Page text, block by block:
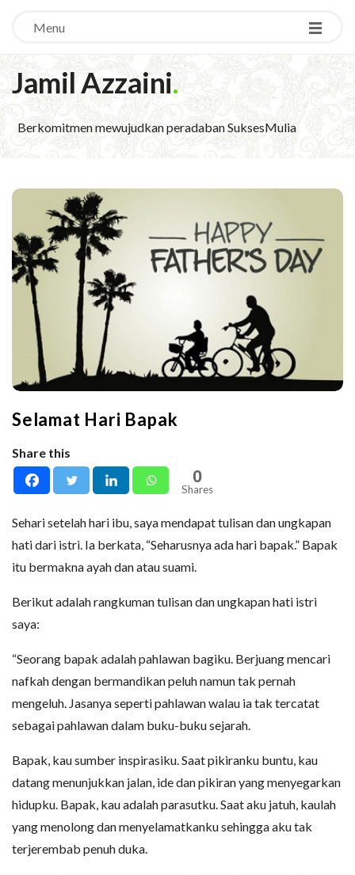
Menu
Jamil Azzaini.
Berkomitmen mewujudkan peradaban SuksesMulia
Selamat Hari Bapak
Share this
0
Shares
Sehari setelah hari ibu, saya mendapat tulisan dan ungkapan
hati dari istri. Ia berkata, “Seharusnya ada hari bapak.” Bapak
itu bermakna ayah dan atau suami.
Berikut adalah rangkuman tulisan dan ungkapan hati istri
saya:
“Seorang bapak adalah pahlawan bagiku. Berjuang mencari
nafkah dengan bermandikan peluh namun tak pernah
mengeluh. Jasanya seperti pahlawan walau ia tak tercatat
sebagai pahlawan dalam buku-buku sejarah.
Bapak, kau sumber inspirasiku. Saat pikiranku buntu, kau
datang menunjukkan jalan, ide dan pikiran yang menyegarkan
hidupku. Bapak, kau adalah parasutku. Saat aku jatuh, kaulah
yang menolong dan menyelamatkanku sehingga aku tak
terjerembab penuh duka.